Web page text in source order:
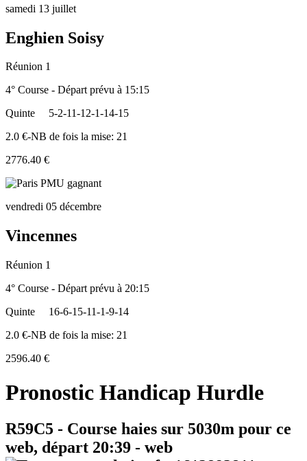
samedi 13 juillet
Enghien Soisy
Réunion 1
4° Course - Départ prévu à 15:15
Quinte
5-2-11-12-1-14-15
2.0 €-NB de fois la mise: 21
2776.40 €
vendredi 05 décembre
Vincennes
Réunion 1
4° Course - Départ prévu à 20:15
Quinte
16-6-15-11-1-9-14
2.0 €-NB de fois la mise: 21
2596.40 €
Pronostic Handicap Hurdle
R59C5 - Course haies sur 5030m pour ce
web, départ 20:39 - web